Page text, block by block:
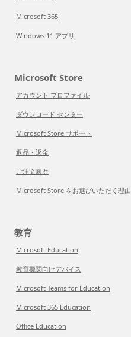
Microsoft 365
Windows 11 アプリ
Microsoft Store
アカウント プロファイル
ダウンロード センター
Microsoft Store サポート
返品・返金
ご注文履歴
Microsoft Store をお選びいただく理由
教育
Microsoft Education
教育機関向けデバイス
Microsoft Teams for Education
Microsoft 365 Education
Office Education